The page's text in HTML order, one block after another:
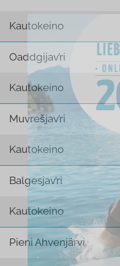
Kautokeino
Oaddgijav’ri
Kautokeino
Muvrešjav’ri
Kautokeino
Balgesjav’ri
Kautokeino
Pieni Ahvenjärvi